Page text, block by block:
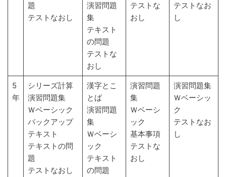
題
テストなおし
演習問題
集
テキスト
の問題
テストな
おし
テストな
おし
テストなお
し
5
年
シリーズ計算
演習問題集
Ｗベーシック
バックアップ
テキスト
テキストの問
題
テストなおし
漢字とこ
とば
演習問題
集
Ｗベーシ
ック
テキスト
の問題
演習問題
集
Ｗベーシ
ック
基本事項
テストな
おし
演習問題集
Ｗベーシッ
ク
テストなお
し